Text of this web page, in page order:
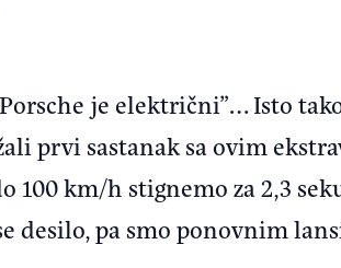
je električni”… Isto
prvi sastanak sa ovim
100 km/h stignemo za 2,3
desilo, pa smo ponovnim